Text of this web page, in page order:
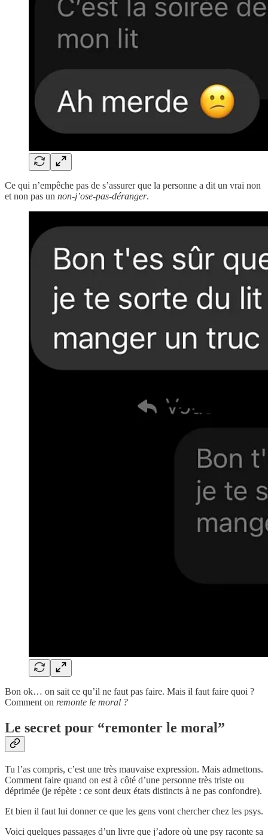
Ce qui n’empêche pas de s’assurer que la personne a dit un vrai non
et non pas un non-j’ose-pas-déranger.
Bon ok… on sait ce qu’il ne faut pas faire. Mais il faut faire quoi ?
Comment on remonte le moral ?
Le secret pour “remonter le moral”
Tu l’as compris, c’est une très mauvaise expression. Mais admettons.
Comment faire quand on est à côté d’une personne très triste ou
déprimée (je répète : ce sont deux états distincts à ne pas confondre).
Et bien il faut lui donner ce que les gens vont chercher chez les psys.
Voici quelques passages d’un livre que j’adore où une psy raconte sa